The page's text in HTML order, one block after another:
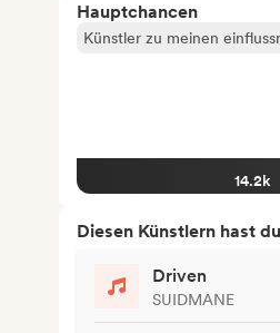
Hauptchancen
Künstler zu meinen
14.2k
Diesen Künstlern hast
Driven
SUIDMANE